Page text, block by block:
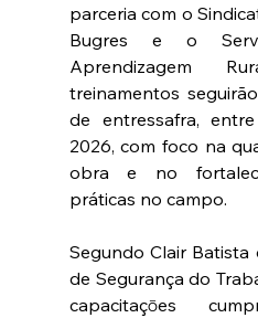
parceria com o
Bugres e o
Aprendizagem
treinamentos
de entressafra,
2026, com foco na
obra e no
práticas no campo.
Segundo Clair Batista
de Segurança do
capacitaçōes